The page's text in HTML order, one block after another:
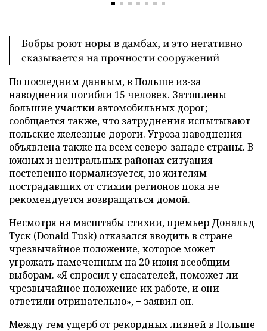
Бобры роют норы в дамбах, и это негативно
сказывается на прочности сооружений
По последним данным, в Польше из-за
наводнения погибли 15 человек. Затоплены
большие участки автомобильных дорог;
сообщается также, что затруднения испытывают
польские железные дороги. Угроза наводнения
объявлена также на всем северо-западе страны. В
южных и центральных районах ситуация
постепенно нормализуется, но жителям
пострадавших от стихии регионов пока не
рекомендуется возвращаться домой.
Несмотря на масштабы стихии, премьер Дональд
Туск (Donald Tusk) отказался вводить в стране
чрезвычайное положение, которое может
угрожать намеченным на 20 июня всеобщим
выборам. «Я спросил у спасателей, поможет ли
чрезвычайное положение их работе, и они
ответили отрицательно», − заявил он.
Между тем ущерб от рекордных ливней в Польше